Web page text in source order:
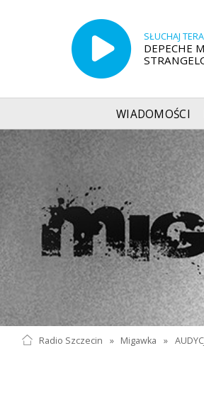
SŁUCHAJ
DEPECHE
WIADOMOŚCI
Radio Szczecin » Migawka »